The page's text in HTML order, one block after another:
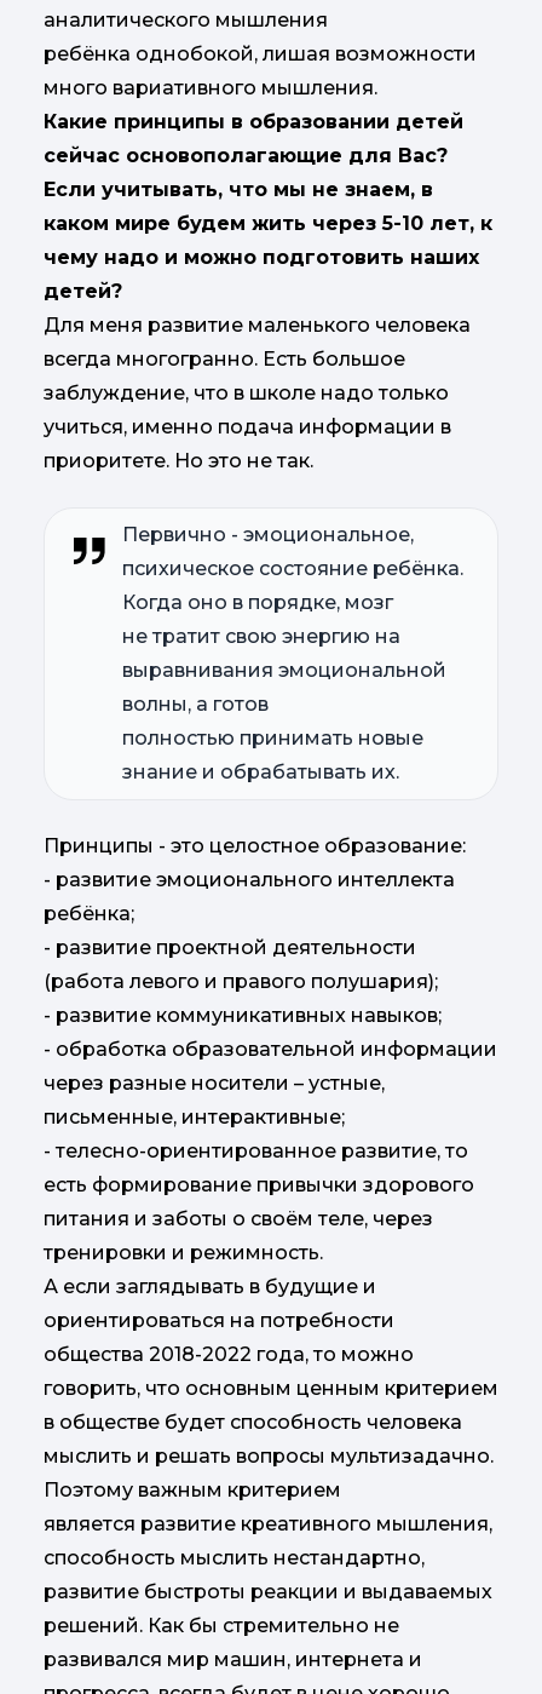
аналитического мышления
ребёнка однобокой, лишая возможности
много вариативного мышления.
Какие принципы в образовании детей
сейчас основополагающие для Вас?
Если учитывать, что мы не знаем, в
каком мире будем жить через 5-10 лет, к
чему надо и можно подготовить наших
детей?
Для меня развитие маленького человека
всегда многогранно. Есть большое
заблуждение, что в школе надо только
учиться, именно подача информации в
приоритете. Но это не так.
Первично - эмоциональное,
психическое состояние ребёнка.
Когда оно в порядке, мозг
не тратит свою энергию на
выравнивания эмоциональной
волны, а готов
полностью принимать новые
знание и обрабатывать их.
Принципы - это целостное образование:
- развитие эмоционального интеллекта
ребёнка;
- развитие проектной деятельности
(работа левого и правого полушария);
- развитие коммуникативных навыков;
- обработка образовательной информации
через разные носители – устные,
письменные, интерактивные;
- телесно-ориентированное развитие, то
есть формирование привычки здорового
питания и заботы о своём теле, через
тренировки и режимность.
А если заглядывать в будущие и
ориентироваться на потребности
общества 2018-2022 года, то можно
говорить, что основным ценным критерием
в обществе будет способность человека
мыслить и решать вопросы мультизадачно.
Поэтому важным критерием
является развитие креативного мышления,
способность мыслить нестандартно,
развитие быстроты реакции и выдаваемых
решений. Как бы стремительно не
развивался мир машин, интернета и